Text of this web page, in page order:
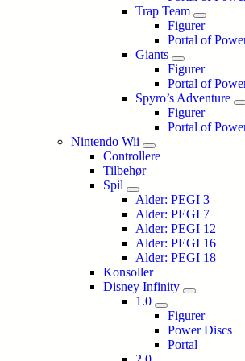
Trap Team
Figurer
Portal of
Giants
Figurer
Portal of
Spyro’s Adventure
Figurer
Portal of
Nintendo Wii
Controllere
Tilbehør
Spil
Alder: PEGI 3
Alder: PEGI 7
Alder: PEGI 12
Alder: PEGI 16
Alder: PEGI 18
Konsoller
Disney Infinity
1.0
Figurer
Power Discs
Portal